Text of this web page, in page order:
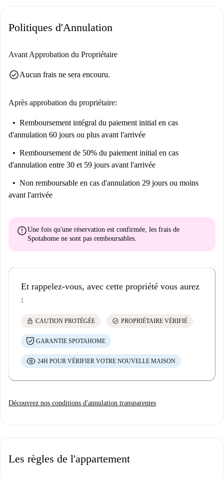
Politiques d'Annulation
Avant Approbation du Propriétaire
check_circleAucun frais ne sera encouru.
Après approbation du propriétaire:
Remboursement intégral du paiement initial en cas
d'annulation 60 jours ou plus avant l'arrivée
Remboursement de 50% du paiement initial en cas
d'annulation entre 30 et 59 jours avant l'arrivée
Non remboursable en cas d'annulation 29 jours ou moins
avant l'arrivée
errorUne fois qu'une réservation est confirmée, les frais de
Spotahome ne sont pas remboursables
Et rappelez-vous, avec cette propriété vous aurez
:
lock CAUTION PROTÉGÉE check_circle PROPRIÉTAIRE VÉRIFIÉ
GARANTIE SPOTAHOME
24H POUR VÉRIFIER VOTRE NOUVELLE MAISON
Découvrez nos conditions d'annulation transparentes
Les règles de l'appartement